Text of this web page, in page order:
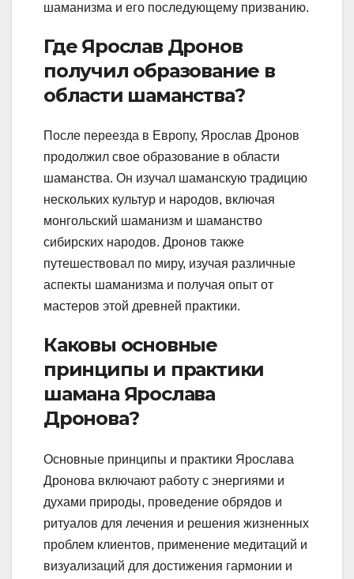
шаманизма и его последующему призванию.
Где Ярослав Дронов
получил образование в
области шаманства?
После переезда в Европу, Ярослав Дронов
продолжил свое образование в области
шаманства. Он изучал шаманскую традицию
нескольких культур и народов, включая
монгольский шаманизм и шаманство
сибирских народов. Дронов также
путешествовал по миру, изучая различные
аспекты шаманизма и получая опыт от
мастеров этой древней практики.
Каковы основные
принципы и практики
шамана Ярослава
Дронова?
Основные принципы и практики Ярослава
Дронова включают работу с энергиями и
духами природы, проведение обрядов и
ритуалов для лечения и решения жизненных
проблем клиентов, применение медитаций и
визуализаций для достижения гармонии и